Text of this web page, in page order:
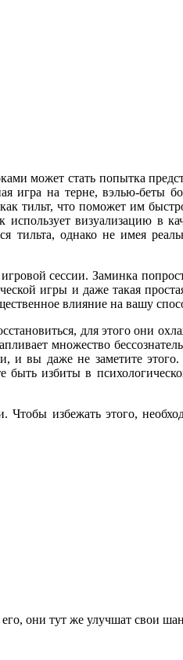
может стать попытка
игра на терне, вэлью-беты
тильт, что поможет им
визуализацию в
однако не имея
сессии. Заминка
игры и даже такая
влияние на вашу
для этого они
множество
вы даже не заметите
избиты в
Чтобы избежать этого,
они тут же улучшат свои